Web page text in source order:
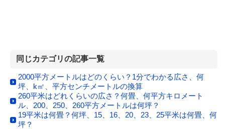
同じカテゴリの記事一覧
2000平方メートルはどのくらい？1分でわかる広さ、何
坪、k㎡、平方センチメートルの換算
260平米はどれくらいの広さ？何畳、何平方キロメート
ル、200、250、260平方メートルは何坪？
19平米は何畳？何坪、15、16、20、23、25平米は何畳、何
坪？